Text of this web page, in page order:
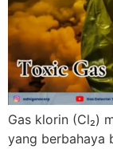
Gas klorin (Cl₂)
yang berbahaya